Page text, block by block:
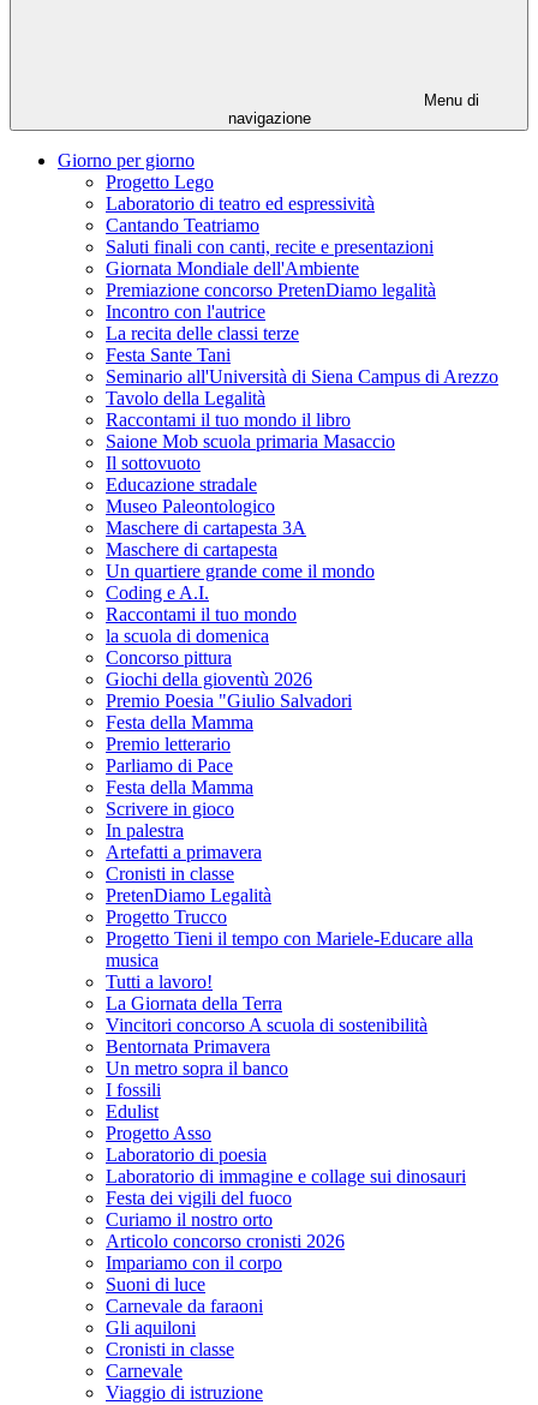
Menu di
navigazione
Giorno per giorno
Progetto Lego
Laboratorio di teatro ed espressività
Cantando Teatriamo
Saluti finali con canti, recite e presentazioni
Giornata Mondiale dell'Ambiente
Premiazione concorso PretenDiamo legalità
Incontro con l'autrice
La recita delle classi terze
Festa Sante Tani
Seminario all'Università di Siena Campus di Arezzo
Tavolo della Legalità
Raccontami il tuo mondo il libro
Saione Mob scuola primaria Masaccio
Il sottovuoto
Educazione stradale
Museo Paleontologico
Maschere di cartapesta 3A
Maschere di cartapesta
Un quartiere grande come il mondo
Coding e A.I.
Raccontami il tuo mondo
la scuola di domenica
Concorso pittura
Giochi della gioventù 2026
Premio Poesia "Giulio Salvadori
Festa della Mamma
Premio letterario
Parliamo di Pace
Festa della Mamma
Scrivere in gioco
In palestra
Artefatti a primavera
Cronisti in classe
PretenDiamo Legalità
Progetto Trucco
Progetto Tieni il tempo con Mariele-Educare alla
musica
Tutti a lavoro!
La Giornata della Terra
Vincitori concorso A scuola di sostenibilità
Bentornata Primavera
Un metro sopra il banco
I fossili
Edulist
Progetto Asso
Laboratorio di poesia
Laboratorio di immagine e collage sui dinosauri
Festa dei vigili del fuoco
Curiamo il nostro orto
Articolo concorso cronisti 2026
Impariamo con il corpo
Suoni di luce
Carnevale da faraoni
Gli aquiloni
Cronisti in classe
Carnevale
Viaggio di istruzione